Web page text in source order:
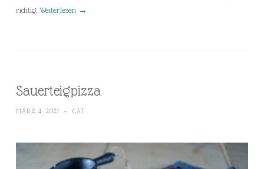
richtig. Weiterlesen →
Sauerteigpizza
MÄRZ 4, 2021 ~ CAT